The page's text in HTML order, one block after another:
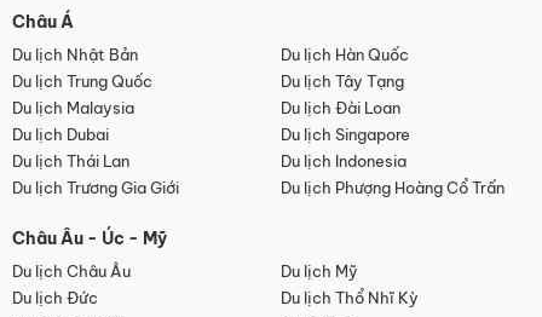
Châu Á
Du lịch Nhật Bản
Du lịch Hàn Quốc
Du lịch Trung Quốc
Du lịch Tây Tạng
Du lịch Malaysia
Du lịch Đài Loan
Du lịch Dubai
Du lịch Singapore
Du lịch Thái Lan
Du lịch Indonesia
Du lịch Trương Gia Giới
Du lịch Phượng Hoàng Cổ Trấn
Châu Âu - Úc - Mỹ
Du lịch Châu Âu
Du lịch Mỹ
Du lịch Đức
Du lịch Thổ Nhĩ Kỳ